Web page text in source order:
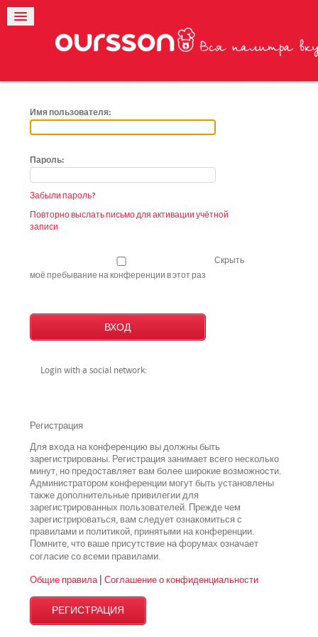
Имя пользователя:
Пароль:
Забыли пароль?
Повторно выслать письмо для активации учётной
записи
Скрыть
моё пребывание на конференции в этот раз
Login with a social network:
Регистрация
Для входа на конференцию вы должны быть
зарегистрированы. Регистрация занимает всего несколько
минут, но предоставляет вам более широкие возможности.
Администратором конференции могут быть установлены
также дополнительные привилегии для
зарегистрированных пользователей. Прежде чем
зарегистрироваться, вам следует ознакомиться с
правилами и политикой, принятыми на конференции.
Помните, что ваше присутствие на форумах означает
согласие со всемиправилами.
Общие правила| Соглашение о конфиденциальности
РЕГИСТРАЦИЯ